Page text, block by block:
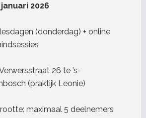
januari 2026
(donderdag) + online
26 te ’s-
(praktijk Leonie)
maximaal 5 deelnemers